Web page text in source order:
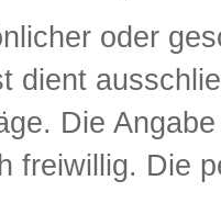
oder
dient
Die
freiwillig. Die